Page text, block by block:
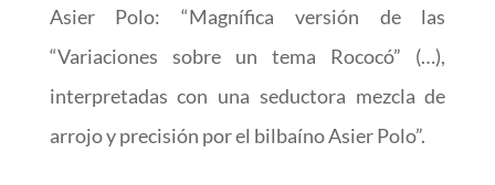
Asier Polo: “Magnífica versión de las
“Variaciones sobre un tema Rococó” (…),
interpretadas con una seductora mezcla de
arrojo y precisión por el bilbaíno Asier Polo”.